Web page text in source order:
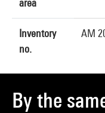
area
Inventory
no.
AM
By the